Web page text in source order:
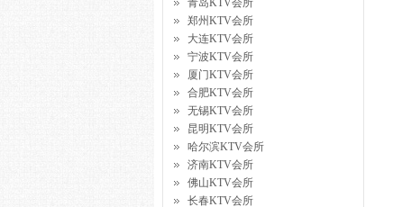
青岛KTV会所
郑州KTV会所
大连KTV会所
宁波KTV会所
厦门KTV会所
合肥KTV会所
无锡KTV会所
昆明KTV会所
哈尔滨KTV会所
济南KTV会所
佛山KTV会所
长春KTV会所